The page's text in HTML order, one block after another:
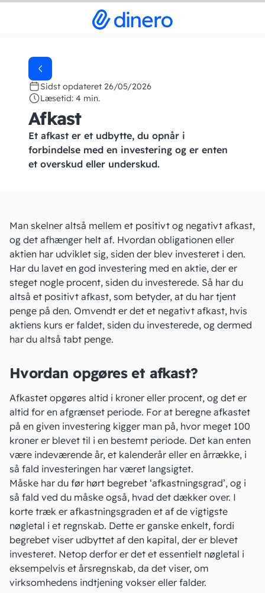
Sidst opdateret 26/05/2026
Læsetid: 4 min.
Afkast
Et afkast er et udbytte, du opnår i
forbindelse med en investering og er enten
et overskud eller underskud.
Man skelner altså mellem et positivt og negativt afkast,
og det afhænger helt af. Hvordan obligationen eller
aktien har udviklet sig, siden der blev investeret i den.
Har du lavet en god investering med en aktie, der er
steget nogle procent, siden du investerede. Så har du
altså et positivt afkast, som betyder, at du har tjent
penge på den. Omvendt er det et negativt afkast, hvis
aktiens kurs er faldet, siden du investerede, og dermed
har du altså tabt penge.
Hvordan opgøres et afkast?
Afkastet opgøres altid i kroner eller procent, og det er
altid for en afgrænset periode. For at beregne afkastet
på en given investering kigger man på, hvor meget 100
kroner er blevet til i en bestemt periode. Det kan enten
være indeværende år, et kalenderår eller en årrække, i
så fald investeringen har været langsigtet.
Måske har du før hørt begrebet ‘afkastningsgrad’, og i
så fald ved du måske også, hvad det dækker over. I
korte træk er afkastningsgraden et af de vigtigste
nøgletal i et regnskab. Dette er ganske enkelt, fordi
begrebet viser udbyttet af den kapital, der er blevet
investeret. Netop derfor er det et essentielt nøgletal i
eksempelvis et årsregnskab, da det viser, om
virksomhedens indtjening vokser eller falder.